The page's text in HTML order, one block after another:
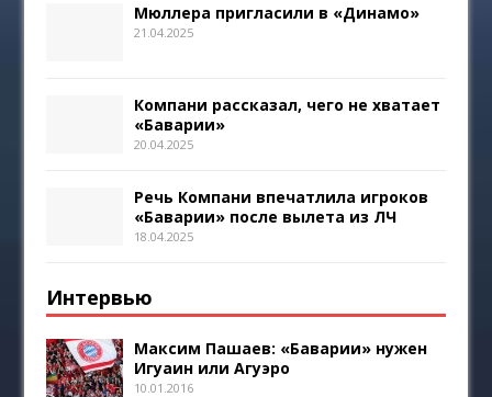
Мюллера пригласили в «Динамо»
21.04.2025
Компани рассказал, чего не хватает
«Баварии»
20.04.2025
Речь Компани впечатлила игроков
«Баварии» после вылета из ЛЧ
18.04.2025
Интервью
Максим Пашаев: «Баварии» нужен
Игуаин или Агуэро
10.01.2016